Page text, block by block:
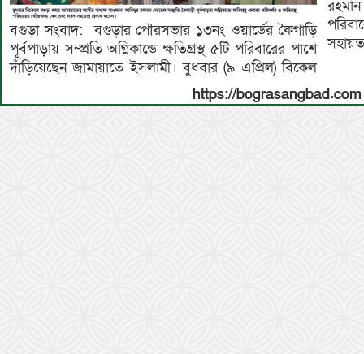
বগুড়া সংবাদ: বগুড়ার পৌরসভার ১৩নং ওয়ার্ডের কৈগাড়ি
পূর্বপাড়ায় সম্প্রতি অগ্নিকান্ডে ক্ষতিগ্রস্থ ৫টি পরিবারের পাশে
দাঁড়িয়েছেন জামায়াতে ইসলামী। বুধবার (৯ এপ্রিল) বিকেল
https://